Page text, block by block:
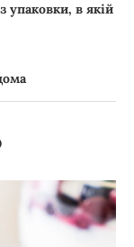
упаковки, в якій